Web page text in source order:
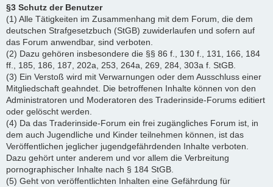
§3 Schutz der Benutzer
(1) Alle Tätigkeiten im Zusammenhang mit dem Forum, die dem
deutschen Strafgesetzbuch (StGB) zuwiderlaufen und sofern auf
das Forum anwendbar, sind verboten.
(2) Dazu gehören insbesondere die §§ 86 f., 130 f., 131, 166, 184
ff., 185, 186, 187, 202a, 253, 264a, 269, 284, 303a f. StGB.
(3) Ein Verstoß wird mit Verwarnungen oder dem Ausschluss einer
Mitgliedschaft geahndet. Die betroffenen Inhalte können von den
Administratoren und Moderatoren des Traderinside-Forums editiert
oder gelöscht werden.
(4) Da das Traderinside-Forum ein frei zugängliches Forum ist, in
dem auch Jugendliche und Kinder teilnehmen können, ist das
Veröffentlichen jeglicher jugendgefährdenden Inhalte verboten.
Dazu gehört unter anderem und vor allem die Verbreitung
pornographischer Inhalte nach § 184 StGB.
(5) Geht von veröffentlichten Inhalten eine Gefährdung für